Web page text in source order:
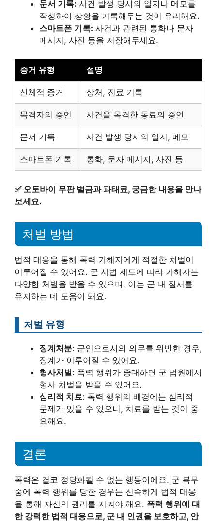
문서 기록: 사건 발생 당시의 일지나 메모를
작성하여 상황을 기록해두는 것이 유리해요.
스마트폰 기록: 사건과 관련된 통화나 문자
메시지, 사진 등을 저장해두세요.
증거 유형 설명
신체적 증거 상처, 진료 기록
목격자의 증언 사건을 목격한 동료의 증언
문서 기록 사건 발생 당시의 일지, 메모
스마트폰 기록 통화, 문자 메시지, 사진 등
✅ 오토바이 무판 벌금과 과태료, 궁금한 내용을 만나
보세요.
처벌 방법
법적 대응을 통해 폭력 가해자에게 적절한 처벌이
이루어질 수 있어요. 군 사법 제도에 따라 가해자는
다양한 처벌을 받을 수 있으며, 이는 군 내 질서를
유지하는 데 도움이 돼요.
처벌 유형
징계처분: 군인으로서의 의무를 위반한 경우,
징계가 이루어질 수 있어요.
형사처벌: 폭력 행위가 중대하면 군 법원에서
형사 처벌을 받을 수 있어요.
심리적 치료: 폭력 행위의 배경에는 심리적
문제가 있을 수 있으니, 치료를 받는 것이 중
요해요.
결론
폭력은 결코 정당화될 수 없는 행동이에요. 군 복무
중에 폭력 행위를 당한 경우는 신속하게 법적 대응
을 통해 자신의 권리를 지켜야 해요. 폭력 행위에 대
한 강력한 법적 대응으로, 군 내 인권을 보호하고, 안